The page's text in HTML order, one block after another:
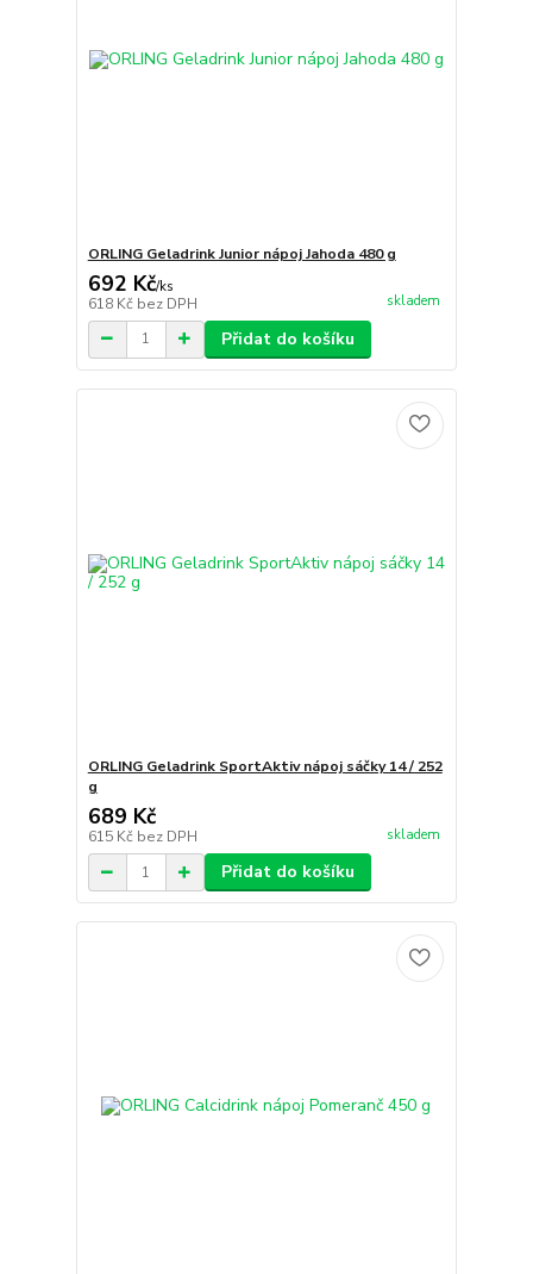
ORLING Geladrink Junior nápoj Jahoda 480 g
692 Kč/ks
618 Kč bez DPH skladem
Přidat do košíku
ORLING Geladrink SportAktiv nápoj sáčky 14 / 252
g
689 Kč
615 Kč bez DPH skladem
Přidat do košíku